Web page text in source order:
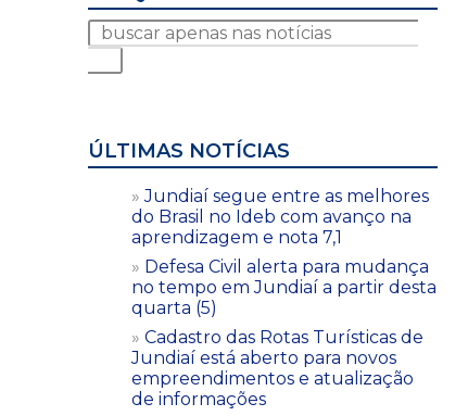
ÚLTIMAS NOTÍCIAS
Jundiaí segue entre as melhores
do Brasil no Ideb com avanço na
aprendizagem e nota 7,1
Defesa Civil alerta para mudança
no tempo em Jundiaí a partir desta
quarta (5)
Cadastro das Rotas Turísticas de
Jundiaí está aberto para novos
empreendimentos e atualização
de informações